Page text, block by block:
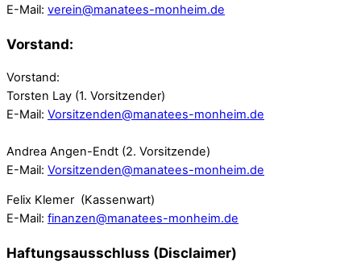
E-Mail: verein@manatees-monheim.de
Vorstand:
Vorstand:
Torsten Lay (1. Vorsitzender)
E-Mail: Vorsitzenden@manatees-monheim.de
Andrea Angen-Endt (2. Vorsitzende)
E-Mail: Vorsitzenden@manatees-monheim.de
Felix Klemer (Kassenwart)
E-Mail: finanzen@manatees-monheim.de
Haftungsausschluss (Disclaimer)